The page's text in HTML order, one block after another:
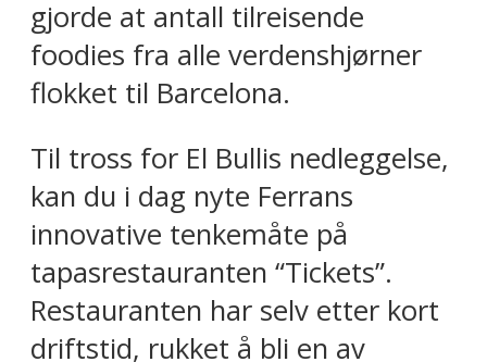
gjorde at antall tilreisende
foodies fra alle verdenshjørner
flokket til Barcelona.
Til tross for El Bullis nedleggelse,
kan du i dag nyte Ferrans
innovative tenkemåte på
tapasrestauranten “Tickets”.
Restauranten har selv etter kort
driftstid, rukket å bli en av